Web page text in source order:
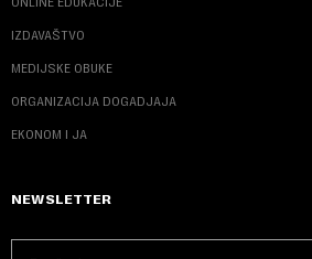
IZDAVAŠTVO
MEDIJSKE OBUKE
ORGANIZACIJA DOGADJAJA
EKONOM I JA
NEWSLETTER